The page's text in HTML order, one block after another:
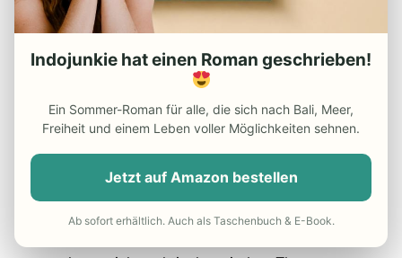
2024 als Familie (5 Erwachsene) drei
Wochen auf Bali unterwegs und Wayan hat
uns auf unserer Rundreise viermal von A
nach B gebracht. Auf den Transfers zum
gewünschten Sehenswürdigkeiten
eigene Vorschläge, auf die wir selbst gar
dass Wayan fließend Deutsch spricht, und
Indojunkie hat einen Roman geschrieben!
Ein Sommer-Roman für alle, die sich nach Bali, Meer,
Freiheit und einem Leben voller Möglichkeiten sehnen.
Jetzt auf Amazon bestellen
Ab sofort erhältlich. Auch als Taschenbuch & E-Book.